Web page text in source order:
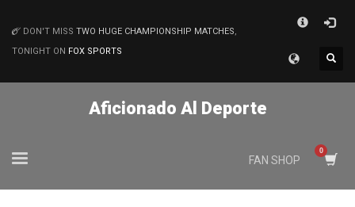
MATCHES
DON'T MISS TWO HUGE CHAMPIONSHIP MATCHES,
TONIGHT ON FOX SPORTS
Aficionado Al Deporte
FAN SHOP